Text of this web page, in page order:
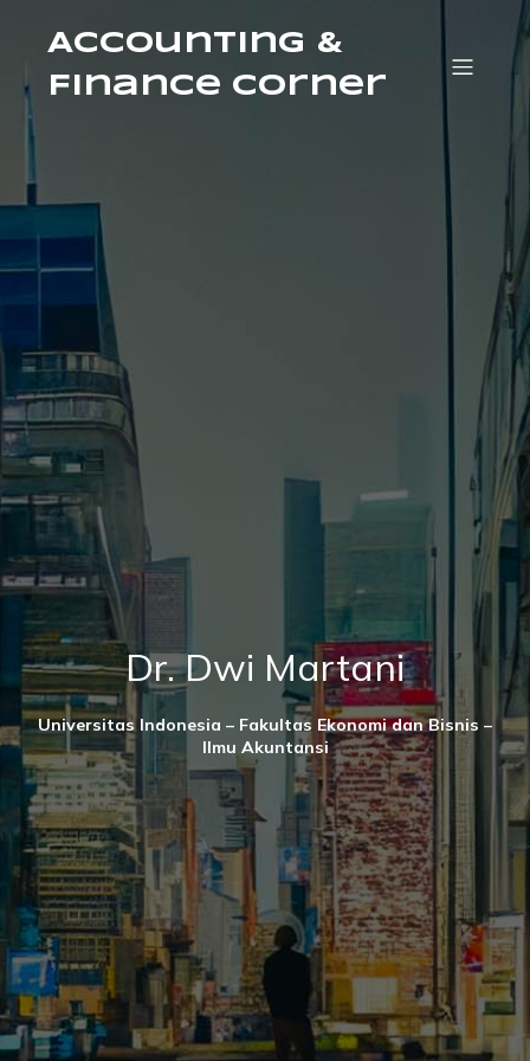
Accounting &
Finance Corner
Dr. Dwi Martani
Universitas Indonesia – Fakultas Ekonomi dan Bisnis –
Ilmu Akuntansi